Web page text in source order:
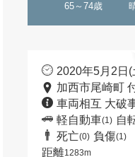
65～74歳
2020年5月2日(
加西市尾崎町
車両相互 大破
軽自動車(1) 自
死亡(0) 負傷(1)
距離1283m